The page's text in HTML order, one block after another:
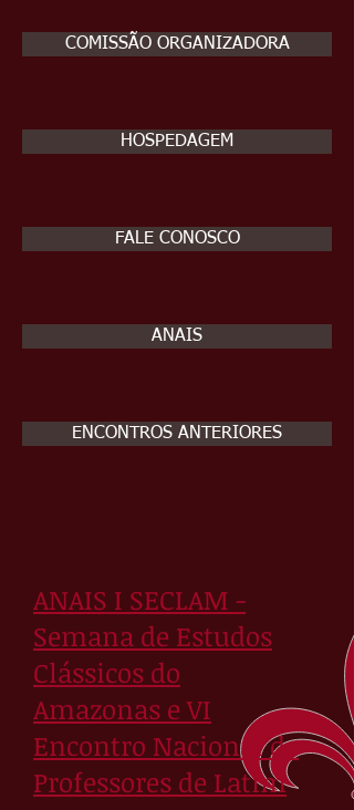
COMISSÃO ORGANIZADORA
HOSPEDAGEM
FALE CONOSCO
ANAIS
ENCONTROS ANTERIORES
ANAIS I SECLAM -
Semana de Estudos
Clássicos do
Amazonas e VI
Encontro Nacional de
Professores de Latim